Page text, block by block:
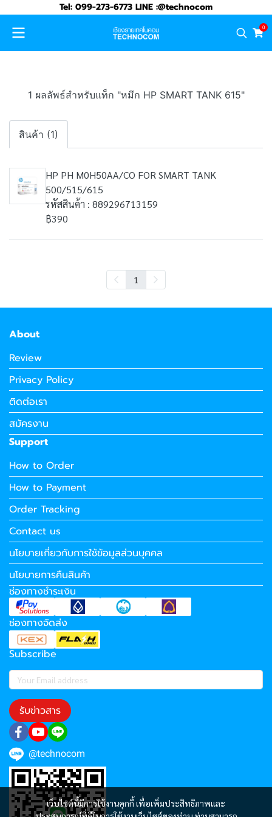
Tel: 099-273-6773 LINE :@technocom
0
1 ผลลัพธ์สำหรับแท็ก "หมึก HP SMART TANK 615"
สินค้า (1)
HP PH M0H50AA/CO FOR SMART TANK
500/515/615
รหัสสินค้า : 889296713159
฿390
1
เว็บไซต์นี้มีการใช้งานคุกกี้ เพื่อเพิ่มประสิทธิภาพและ
About
Review
Privacy Policy
ติดต่อเรา
สมัครงาน
Support
How to Order
How to Payment
Order Tracking
Contact us
นโยบายเกี่ยวกับการใช้ข้อมูลส่วนบุคคล
นโยบายการคืนสินค้า
ช่องทางชำระเงิน
ช่องทางจัดส่ง
Subscribe
รับข่าวสาร
@technocom